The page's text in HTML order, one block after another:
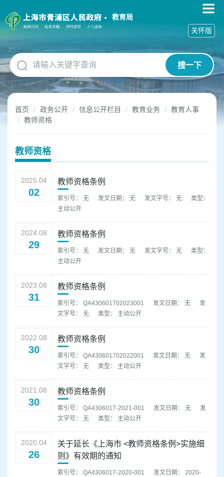
障
碍
作
说
明
跳
到
网
教育局
搜一下
关怀版
首页 政务公开 信息公开栏目 教育业务
教育人事
教师资格
教师资格
2025.04
02
教师资格条例
索引号： 无 发文日期： 无 发文字号： 无
类型：
主动公开
2024.08
29
教师资格条例
索引号： 无 发文日期： 无 发文字号： 无
类型：
主动公开
2023.08
31
教师资格条例
索引号： QA430601702023001 发文日期： 无
发
文字号： 无
类型： 主动公开
2022.08
30
教师资格条例
索引号： QA430601702022001 发文日期： 无
发
文字号： 无
类型： 主动公开
2021.08
30
教师资格条例
索引号： QA4306017-2021-001 发文日期： 无
发
文字号： 无
类型： 主动公开
2020.04
26
关于延长《上海市 <教师资格条例>实施细
则》有效期的通知
索引号： QA4306017-2020-001
发文日期： 2020-